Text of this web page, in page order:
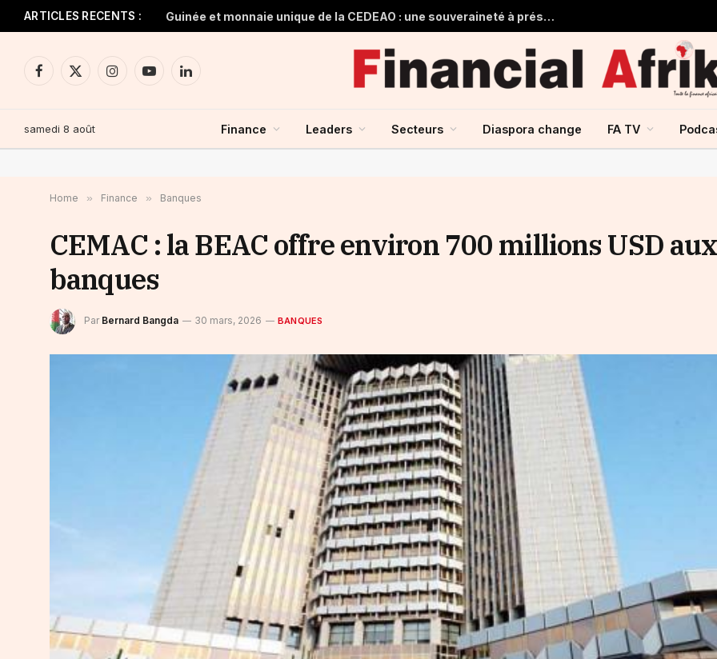
ARTICLES RECENTS : Guinée et monnaie unique de la CEDEAO : une souveraineté à préserver, une intégration à repenser
Facebook
X
InstagramYouTubeLinkedIn
samedi 8 août Finance Leaders Secteurs Diaspora change FA TV
Home » Finance » Banques
CEMAC : la BEAC offre environ 700 millions USD aux
banques
Par Bernard Bangda 30 mars, 2026 BANQUES